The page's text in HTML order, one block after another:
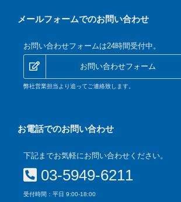
メールフォームでのお問い合わせ
お問い合わせフォームは24時間受付中。
お問い合わせフォーム
弊社営業担当より追ってご連絡致します。
お電話でのお問い合わせ
下記までお気軽にお問い合わせください。
03-5949-6211
受付時間：平日 9:00-18:00